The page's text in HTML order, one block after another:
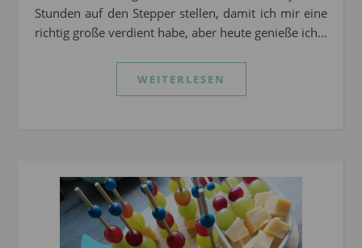
Stunden auf den Stepper stellen, damit ich mir eine
richtig große verdient habe, aber heute genieße ich…
WEITERLESEN